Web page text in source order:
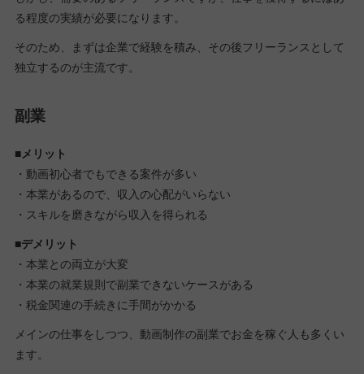
る程度の実績が必要になります。
そのため、まずは企業で経験を積み、その後フリーランスとして
独立するのが主流です。
副業
■メリット
・動画初心者でもできる案件が多い
・本業があるので、収入の心配がいらない
・スキルを磨きながら収入を得られる
■デメリット
・本業との両立が大変
・本業の就業規則で副業できないケースがある
・税金関連の手続きに手間がかかる
メインの仕事をしつつ、動画制作の副業でお金を稼ぐ人も多くい
ます。